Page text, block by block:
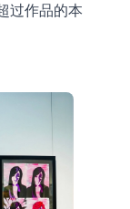
过作品的本